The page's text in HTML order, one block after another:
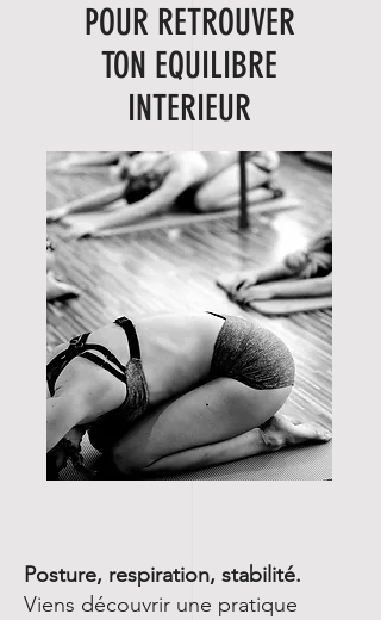
POUR RETROUVER
TON EQUILIBRE
INTERIEUR
Posture, respiration, stabilité.
Viens découvrir une pratique